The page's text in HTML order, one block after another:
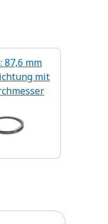
87,6 mm
mit